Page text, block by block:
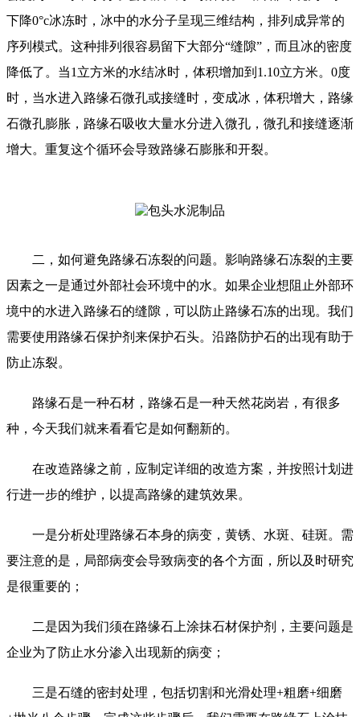
下降0°c冰冻时，冰中的水分子呈现三维结构，排列成异常的
序列模式。这种排列很容易留下大部分“缝隙”，而且冰的密度
降低了。当1立方米的水结冰时，体积增加到1.10立方米。0度
时，当水进入路缘石微孔或接缝时，变成冰，体积增大，路缘
石微孔膨胀，路缘石吸收大量水分进入微孔，微孔和接缝逐渐
增大。重复这个循环会导致路缘石膨胀和开裂。
二，如何避免路缘石冻裂的问题。影响路缘石冻裂的主要
因素之一是通过外部社会环境中的水。如果企业想阻止外部环
境中的水进入路缘石的缝隙，可以防止路缘石冻的出现。我们
需要使用路缘石保护剂来保护石头。沿路防护石的出现有助于
防止冻裂。
路缘石是一种石材，路缘石是一种天然花岗岩，有很多
种，今天我们就来看看它是如何翻新的。
在改造路缘之前，应制定详细的改造方案，并按照计划进
行进一步的维护，以提高路缘的建筑效果。
一是分析处理路缘石本身的病变，黄锈、水斑、硅斑。需
要注意的是，局部病变会导致病变的各个方面，所以及时研究
是很重要的；
二是因为我们须在路缘石上涂抹石材保护剂，主要问题是
企业为了防止水分渗入出现新的病变；
三是石缝的密封处理，包括切割和光滑处理+粗磨+细磨